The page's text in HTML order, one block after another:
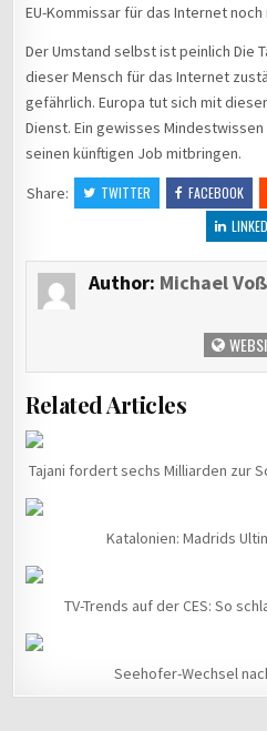
EU-Kommissar für das Internet
Der Umstand selbst ist peinlich Die
dieser Mensch für das Internet
gefährlich. Europa tut sich mit
Dienst. Ein gewisses
seinen künftigen Job mitbringen.
Share:
TWITTER FACEBOOK
Author: Michael Voß
Related Articles
Tajani fordert sechs Milliarden zur
Katalonien: Madrids
TV-Trends auf der CES: So
Seehofer-Wechsel